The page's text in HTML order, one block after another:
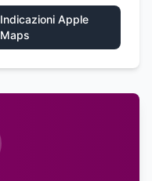
Indicazioni Apple
Maps